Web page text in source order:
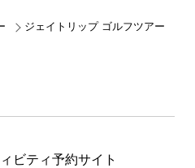
ジェイトリップ ゴルフツアー
ビティ予約サイト